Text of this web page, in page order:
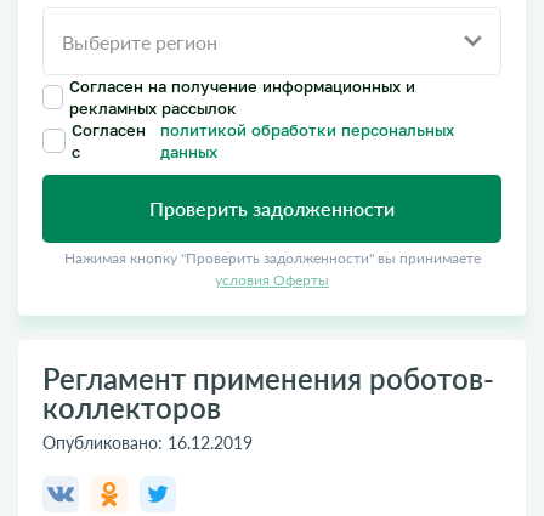
Согласен на получение информационных и
рекламных рассылок
Согласен
с
политикой обработки персональных
данных
Проверить задолженности
Нажимая кнопку "Проверить задолженности" вы принимаете
условия Оферты
Регламент применения роботов-
коллекторов
Опубликовано: 16.12.2019